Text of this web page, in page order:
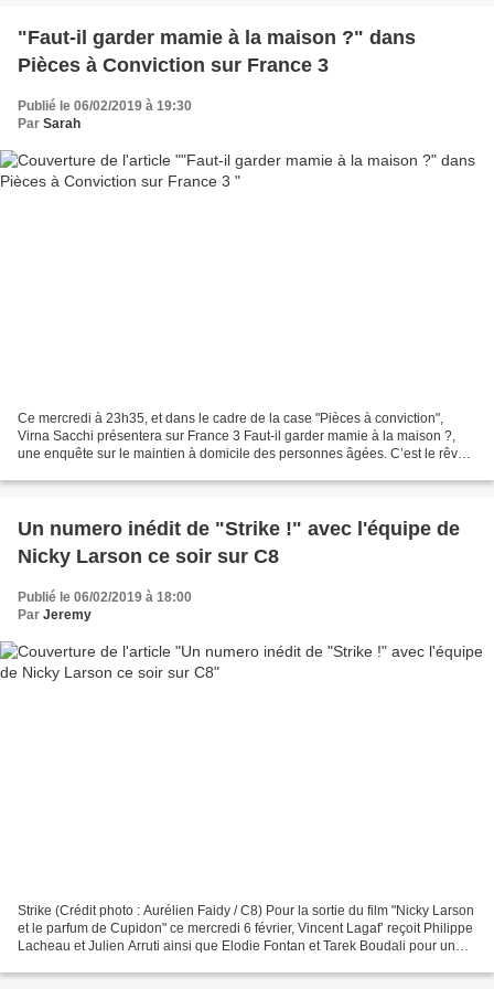
"Faut-il garder mamie à la maison ?" dans
Pièces à Conviction sur France 3
Publié le 06/02/2019 à 19:30
Par Sarah
Ce mercredi à 23h35, et dans le cadre de la case "Pièces à conviction",
Virna Sacchi présentera sur France 3 Faut-il garder mamie à la maison ?,
une enquête sur le maintien à domicile des personnes âgées. C’est le rêve
Un numero inédit de "Strike !" avec l'équipe de
Nicky Larson ce soir sur C8
Publié le 06/02/2019 à 18:00
Par Jeremy
Strike (Crédit photo : Aurélien Faidy / C8) Pour la sortie du film "Nicky Larson
et le parfum de Cupidon" ce mercredi 6 février, Vincent Lagaf’ reçoit Philippe
Lacheau et Julien Arruti ainsi que Elodie Fontan et Tarek Boudali pour un